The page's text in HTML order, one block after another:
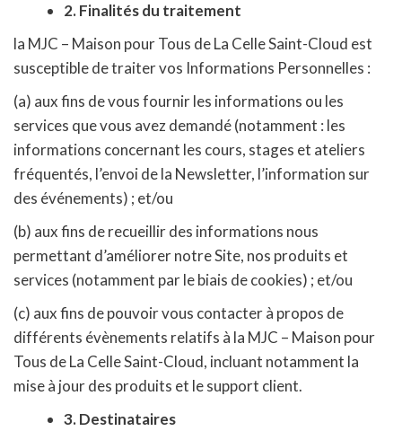
2. Finalités du traitement
la MJC – Maison pour Tous de La Celle Saint-Cloud est
susceptible de traiter vos Informations Personnelles :
(a) aux fins de vous fournir les informations ou les
services que vous avez demandé (notamment : les
informations concernant les cours, stages et ateliers
fréquentés, l’envoi de la Newsletter, l’information sur
des événements) ; et/ou
(b) aux fins de recueillir des informations nous
permettant d’améliorer notre Site, nos produits et
services (notamment par le biais de cookies) ; et/ou
(c) aux fins de pouvoir vous contacter à propos de
différents évènements relatifs à la MJC – Maison pour
Tous de La Celle Saint-Cloud, incluant notamment la
mise à jour des produits et le support client.
3. Destinataires